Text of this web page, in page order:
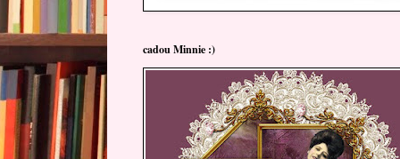
cadou Minnie :)